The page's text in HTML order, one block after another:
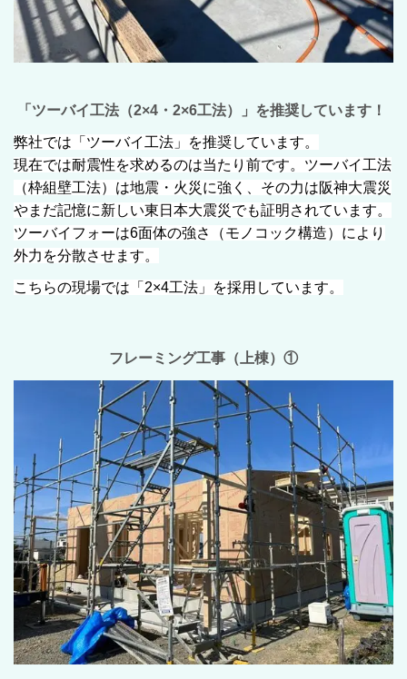
「ツーバイ工法（2×4・2×6工法）」を推奨しています！
弊社では「ツーバイ工法」を推奨しています。
現在では耐震性を求めるのは当たり前です。ツーバイ工法
（枠組壁工法）は地震・火災に強く、その力は阪神大震災
やまだ記憶に新しい東日本大震災でも証明されています。
ツーバイフォーは6面体の強さ（モノコック構造）により
外力を分散させます。
こちらの現場では「2×4工法」を採用しています。
フレーミング工事（上棟）①